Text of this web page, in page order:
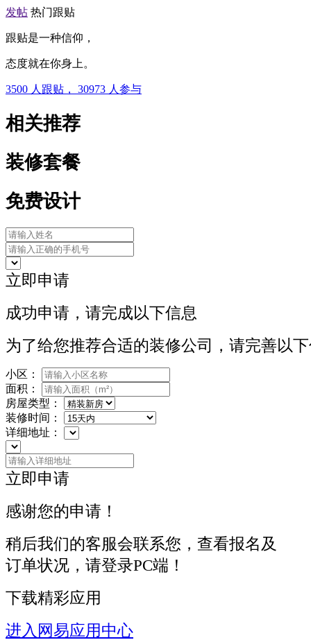
发帖 热门跟贴
跟贴是一种信仰，
态度就在你身上。
3500 人跟贴， 30973 人参与
相关推荐
装修套餐
免费设计
立即申请
成功申请，请完成以下信息
为了给您推荐合适的装修公司，请完善以
小区：
面积：
房屋类型：
装修时间：
详细地址：
立即申请
感谢您的申请！
稍后我们的客服会联系您，查看报名及
订单状况，请登录PC端！
下载精彩应用
进入网易应用中心